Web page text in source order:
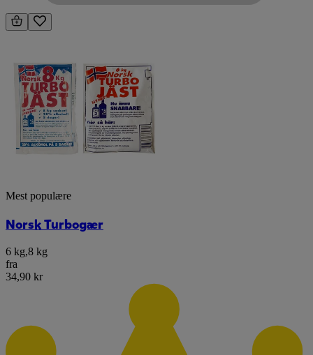
Mest populære
Norsk Turbogær
6 kg,8 kg
fra
34,90 kr